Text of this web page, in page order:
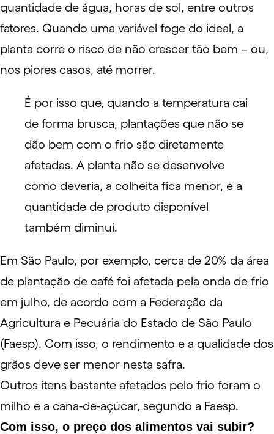
quantidade de água, horas de sol, entre outros
fatores. Quando uma variável foge do ideal, a
planta corre o risco de não crescer tão bem – ou,
nos piores casos, até morrer.
É por isso que, quando a temperatura cai
de forma brusca, plantações que não se
dão bem com o frio são diretamente
afetadas. A planta não se desenvolve
como deveria, a colheita fica menor, e a
quantidade de produto disponível
também diminui.
Em São Paulo, por exemplo, cerca de 20% da área
de plantação de café foi afetada pela onda de frio
em julho, de acordo com a Federação da
Agricultura e Pecuária do Estado de São Paulo
(Faesp). Com isso, o rendimento e a qualidade dos
grãos deve ser menor nesta safra.
Outros itens bastante afetados pelo frio foram o
milho e a cana-de-açúcar, segundo a Faesp.
Com isso, o preço dos alimentos vai subir?